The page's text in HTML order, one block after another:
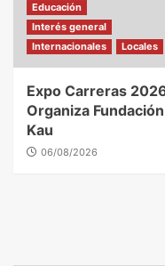
Educación
Interés general
Internacionales
Locales
Expo Carreras
Organiza Fundación
Kau
06/08/2026